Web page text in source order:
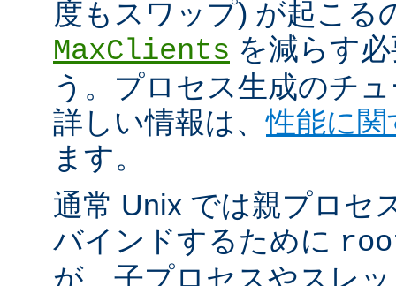
度もスワップ) が起こる
MaxClients を減らす
う。プロセス生成のチ
詳しい情報は、性能に
ます。
通常 Unix では親プロセ
バインドするために
が、子プロセスやスレ